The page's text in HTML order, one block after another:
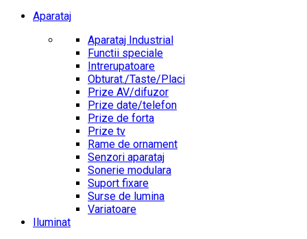
Aparataj
Aparataj Industrial
Functii speciale
Intrerupatoare
Obturat./Taste/Placi
Prize AV/difuzor
Prize date/telefon
Prize de forta
Prize tv
Rame de ornament
Senzori aparataj
Sonerie modulara
Suport fixare
Surse de lumina
Variatoare
Iluminat